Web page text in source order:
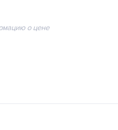
о цене